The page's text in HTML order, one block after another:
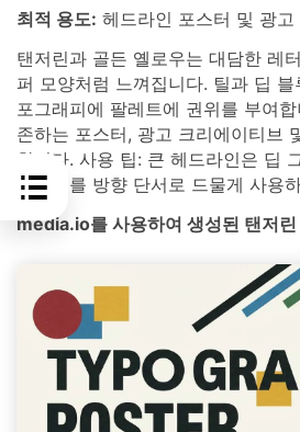
최적 용도: 헤드라인 포스터 및 광고
탠저린과 골든 옐로우는 대담한 레
퍼 모양처럼 느껴집니다. 틸과 딥
포그래피에 팔레트에 권위를 부여
존하는 포스터, 광고 크리에이티브
합니다. 사용 팁: 큰 헤드라인은 딥
오렌지를 방향 단서로 드물게 사용
media.io를 사용하여 생성된 탠저린